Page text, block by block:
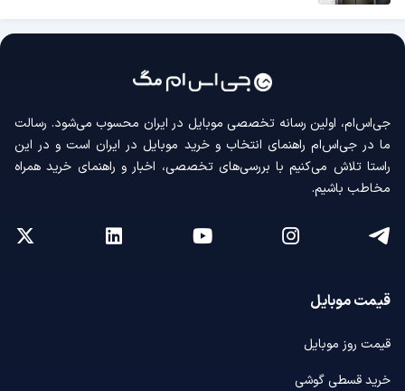
جی‌اس‌ام، اولین رسانه‌ تخصصی موبایل در ایران محسوب می‌شود. رسالت
ما در جی‌اس‌ام راهنمای انتخاب و خرید موبایل در ایران است و در این
راستا تلاش می‌کنیم با بررسی‌های تخصصی، اخبار و راهنمای خرید همراه
مخاطب باشیم.
قیمت موبایل
قیمت روز موبایل
خرید قسطی گوشی